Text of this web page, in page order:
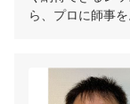
ら、プロに師事